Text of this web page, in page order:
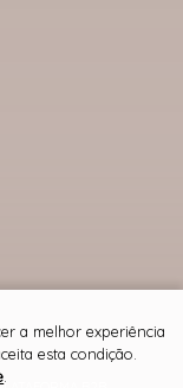
a melhor experiência
esta condição.